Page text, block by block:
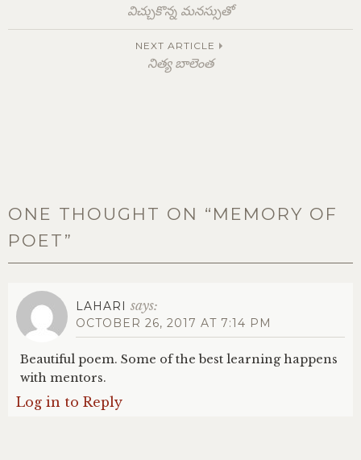
navigation
విచ్చుకొన్న మనస్సుతో
NEXT ARTICLE
నిత్య బాలెంత
ONE THOUGHT ON “ MEMORY OF
POET ”
LAHARI says:
OCTOBER 26, 2017 AT 7:14 PM
Beautiful poem. Some of the best learning happens
with mentors.
Log in to Reply